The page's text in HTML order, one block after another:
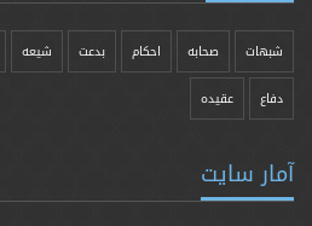
شبهات صحابه احکام بدعت شیعه
دفاع عقیده
آمار سایت